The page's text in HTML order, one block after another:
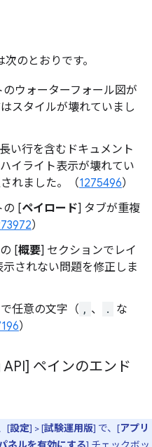
のとおりです。
ウォーターフォール図が
スタイルが壊れていまし
い行を含むドキュメント
イライト表示が壊れてい
れました。（1275496）
の [ペイロード] タブが重複
）
[概要] セクションでレイ
されない問題を修正しま
任意の文字（ , 、 .
な
）
ペインのエンド
[設定] > [試験運用版] で、[アプリ